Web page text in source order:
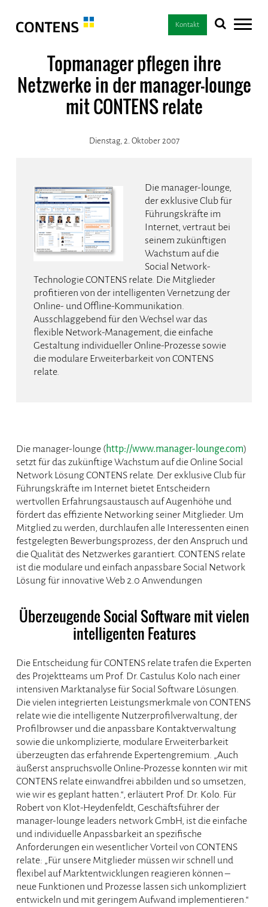
Kontakt
Topmanager pflegen ihre
Netzwerke in der manager-lounge
mit CONTENS relate
Dienstag, 2. Oktober 2007
Die manager-lounge,
der exklusive Club für
Führungskräfte im
Internet, vertraut bei
seinem zukünftigen
Wachstum auf die
Social Network-
Technologie CONTENS relate. Die Mitglieder
profitieren von der intelligenten Vernetzung der
Online- und Offline-Kommunikation.
Ausschlaggebend für den Wechsel war das
flexible Network-Management, die einfache
Gestaltung individueller Online-Prozesse sowie
die modulare Erweiterbarkeit von CONTENS
relate.
Die manager-lounge (http://www.manager-lounge.com)
setzt für das zukünftige Wachstum auf die Online Social
Network Lösung CONTENS relate. Der exklusive Club für
Führungskräfte im Internet bietet Entscheidern
wertvollen Erfahrungsaustausch auf Augenhöhe und
fördert das effiziente Networking seiner Mitglieder. Um
Mitglied zu werden, durchlaufen alle Interessenten einen
festgelegten Bewerbungsprozess, der den Anspruch und
die Qualität des Netzwerkes garantiert. CONTENS relate
ist die modulare und einfach anpassbare Social Network
Lösung für innovative Web 2.0 Anwendungen
Überzeugende Social Software mit vielen
intelligenten Features
Die Entscheidung für CONTENS relate trafen die Experten
des Projektteams um Prof. Dr. Castulus Kolo nach einer
intensiven Marktanalyse für Social Software Lösungen.
Die vielen integrierten Leistungsmerkmale von CONTENS
relate wie die intelligente Nutzerprofilverwaltung, der
Profilbrowser und die anpassbare Kontaktverwaltung
sowie die unkomplizierte, modulare Erweiterbarkeit
überzeugten das erfahrende Expertengremium. „Auch
äußerst anspruchsvolle Online-Prozesse konnten wir mit
CONTENS relate einwandfrei abbilden und so umsetzen,
wie wir es geplant hatten.“, erläutert Prof. Dr. Kolo. Für
Robert von Klot-Heydenfeldt, Geschäftsführer der
manager-lounge leaders network GmbH, ist die einfache
und individuelle Anpassbarkeit an spezifische
Anforderungen ein wesentlicher Vorteil von CONTENS
relate: „Für unsere Mitglieder müssen wir schnell und
flexibel auf Marktentwicklungen reagieren können –
neue Funktionen und Prozesse lassen sich unkompliziert
entwickeln und mit geringem Aufwand implementieren.“